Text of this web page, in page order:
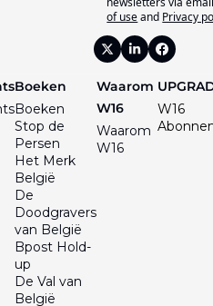
of useand Privacy
Boeken
Boeken
Stop de
Persen
Het Merk
België
De
Doodgravers
van België
Bpost Hold-
up
De Val van
België
Waarom
W16
Waarom
W16
W16